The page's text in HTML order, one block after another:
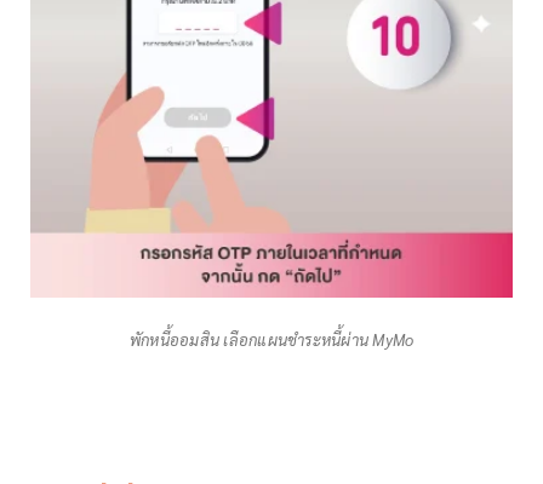
พักหนี้ออมสิน เลือกแผนชำระหนี้ผ่าน MyMo